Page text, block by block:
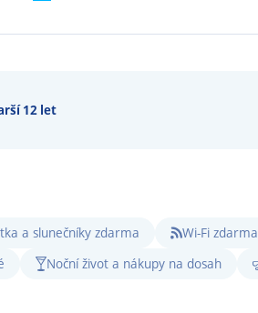
12 let
a slunečníky zdarma Wi-Fi zdarma
Noční život a nákupy na dosah